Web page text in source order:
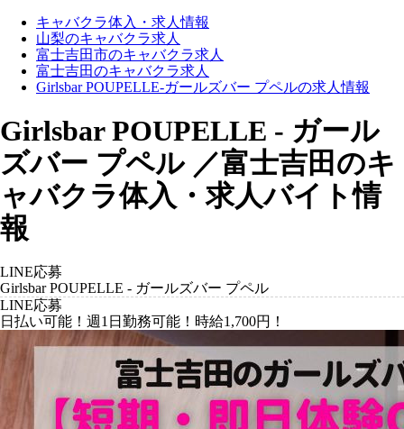
キャバクラ体入・求人情報
山梨のキャバクラ求人
富士吉田市のキャバクラ求人
富士吉田のキャバクラ求人
Girlsbar POUPELLE-ガールズバー プペルの求人情報
Girlsbar POUPELLE - ガール
ズバー プペル ／富士吉田のキ
ャバクラ体入・求人バイト情
報
LINE応募
Girlsbar POUPELLE - ガールズバー プペル
LINE応募
日払い可能！週1日勤務可能！時給1,700円！